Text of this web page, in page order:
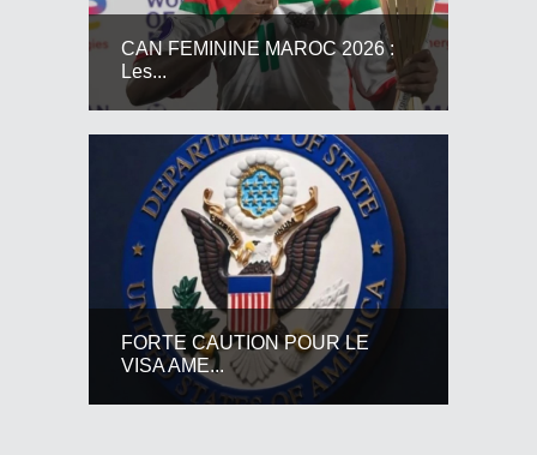
CAN FEMININE MAROC 2026 :
Les...
FORTE CAUTION POUR LE
VISA AME...